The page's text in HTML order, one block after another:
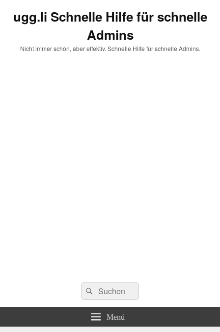
ugg.li Schnelle Hilfe für schnelle
Admins
Nicht immer schön, aber effektiv. Schnelle Hilfe für schnelle Admins.
Suchen
nach:
Suchen
Menü